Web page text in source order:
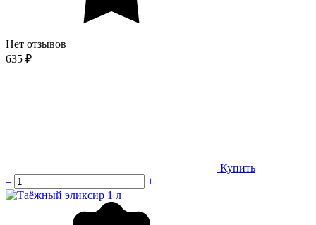
Нет отзывов
635 ₽
Купить
–
+